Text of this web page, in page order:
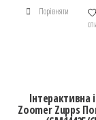
Порівняти
Інтерактивна
Zoomer Zupps